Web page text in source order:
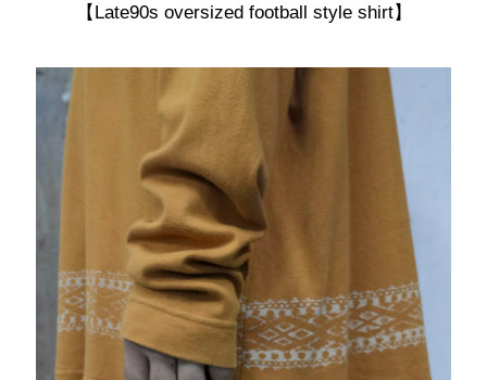
【Late90s oversized football style shirt】